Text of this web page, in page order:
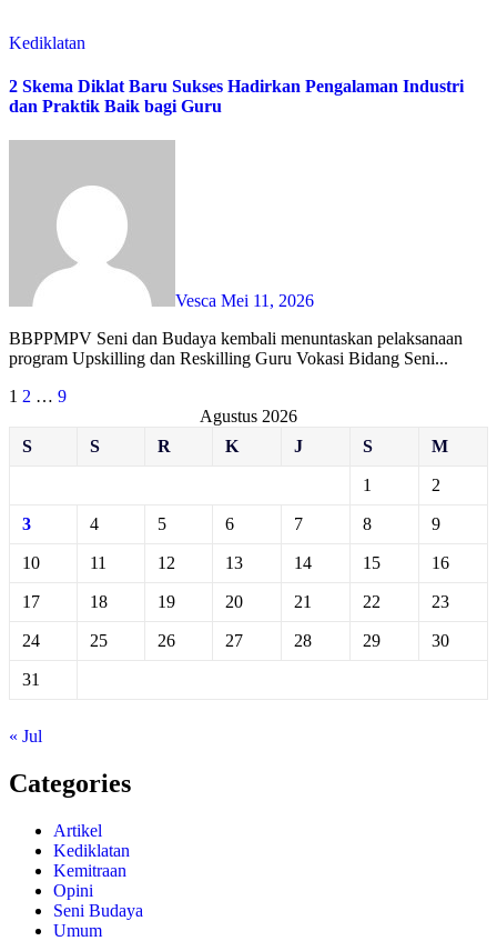
Kediklatan
2 Skema Diklat Baru Sukses Hadirkan Pengalaman Industri
dan Praktik Baik bagi Guru
Vesca Mei 11, 2026
BBPPMPV Seni dan Budaya kembali menuntaskan pelaksanaan
program Upskilling dan Reskilling Guru Vokasi Bidang Seni...
Paginasi
1 2 … 9
Agustus 2026
S
S R K J S M
1 2
3 4 5 6 7 8 9
10 11 12 13 14 15 16
17 18 19 20 21 22 23
24 25 26 27 28 29 30
31
« Jul
Categories
Artikel
Kediklatan
Kemitraan
Opini
Seni Budaya
Umum